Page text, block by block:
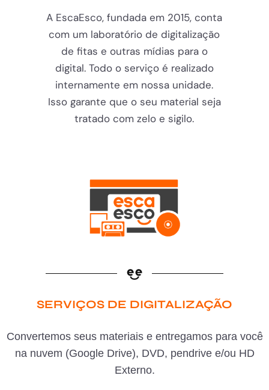
A EscaEsco, fundada em 2015, conta
com um laboratório de digitalização
de fitas e outras mídias para o
digital. Todo o serviço é realizado
internamente em nossa unidade.
Isso garante que o seu material seja
tratado com zelo e sigilo.
SERVIÇOS DE DIGITALIZAÇÃO
Convertemos seus materiais e entregamos para você
na nuvem (Google Drive), DVD, pendrive e/ou HD
Externo.